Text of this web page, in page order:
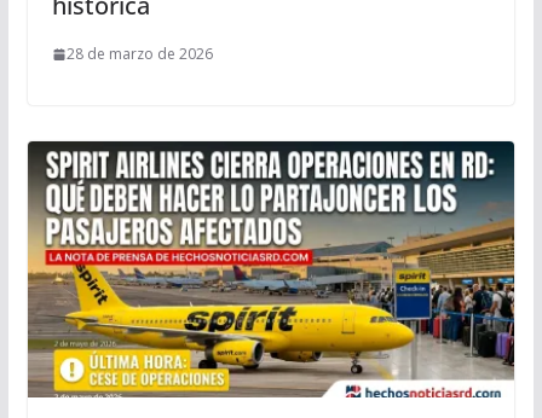
28 de marzo de 2026